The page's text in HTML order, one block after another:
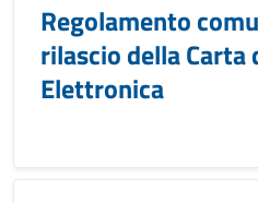
Regolamento
rilascio della
Elettronica